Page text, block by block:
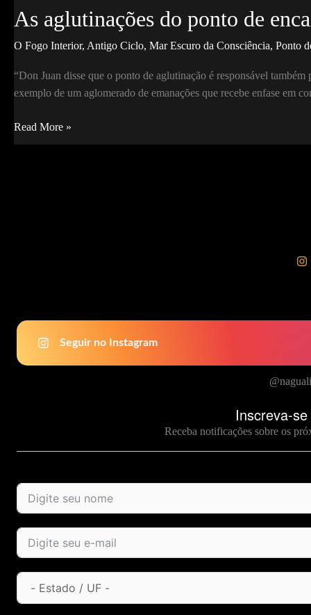
As aglutinações do ponto de
O Fogo Interior, Antigo Ciclo, Mar Escuro da Consciência, Ponto
“Don Juan disse que o ponto de aglutinação é responsável
exemplo de um aglomerado de emanações que recebe enfase em
As
aglutinações
Read More »
Seguir no Instagram
Inscreva-
Receba notificações sobre os